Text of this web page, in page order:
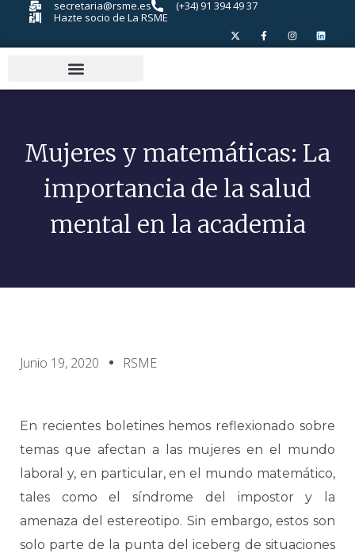
secretaria@rsme.es
(+34) 91 394 49 37
Hazte socio de La RSME
Mujeres y matemáticas: La
importancia de la salud
mental en la academia
Junio 19, 2020 RSME
En recientes boletines hemos reflexionado sobre
temas que afectan a las mujeres en el mundo
laboral y, en particular, en el mundo matemático,
tales como el síndrome del impostor y la
amenaza del estereotipo. Sin embargo, estos son
solo parte de la punta del iceberg de situaciones